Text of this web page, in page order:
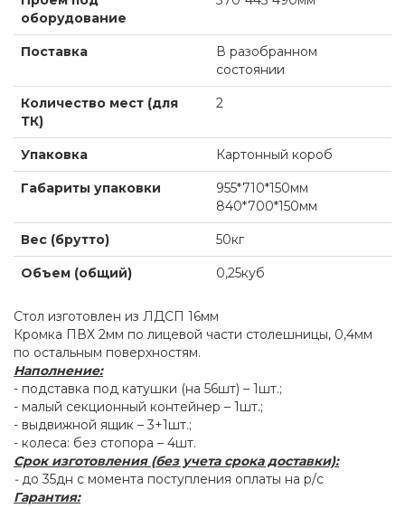
оборудование
Поставка
В разобранном
состоянии
Количество мест (для
ТК)
2
Упаковка Картонный короб
Габариты упаковки
955*710*150мм
840*700*150мм
Вес (брутто) 50кг
Объем (общий) 0,25куб
Стол изготовлен из ЛДСП 16мм
Кромка ПВХ 2мм по лицевой части столешницы, 0,4мм
по остальным поверхностям.
Наполнение:
- подставка под катушки (на 56шт) – 1шт.;
- малый секционный контейнер – 1шт.;
- выдвижной ящик – 3+1шт.;
- колеса: без стопора – 4шт.
Срок изготовления (без учета срока доставки):
- до 35дн с момента поступления оплаты на р/с
Гарантия: